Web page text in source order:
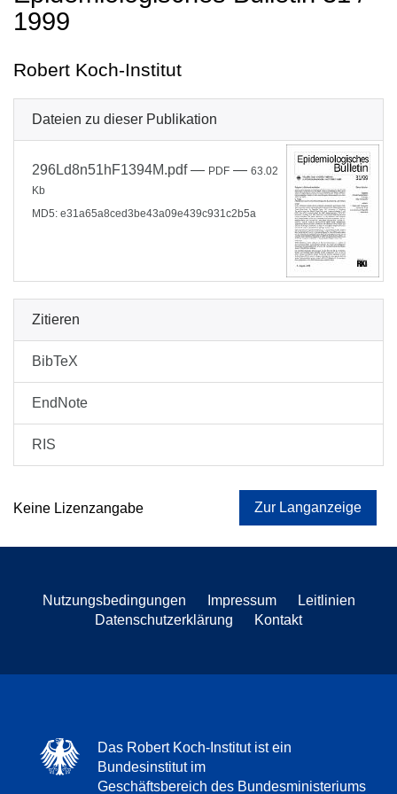
1999
Robert Koch-Institut
Dateien zu dieser Publikation
296Ld8n51hF1394M.pdf— PDF — 63.02
Kb
MD5: e31a65a8ced3be43a09e439c931c2b5a
Zitieren
BibTeX
EndNote
RIS
Keine Lizenzangabe Zur Langanzeige
Nutzungsbedingungen Impressum
Leitlinien
Datenschutzerklärung
Kontakt
Das Robert Koch-Institut ist ein
Bundesinstitut im
Geschäftsbereich des Bundesministeriums